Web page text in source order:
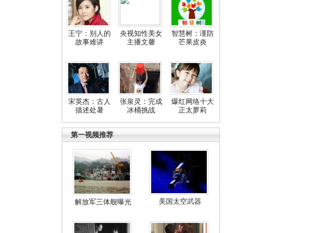
王宁：别人的
故事难讲
央视知性美女
主播文馨
智慧树：谨防
芒果皮炎
宋英杰：古人
描述处暑
张泉灵：完成
冰桶挑战
爆红网络十大
正太萝莉
第一视频推荐
解放军三体舰曝光 美国太空武器